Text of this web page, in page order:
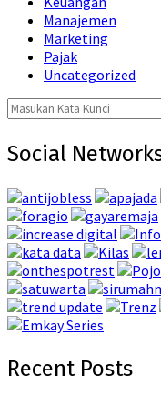
Manajemen
Marketing
Pajak
Uncategorized
Search
for:
Social
Recent Posts